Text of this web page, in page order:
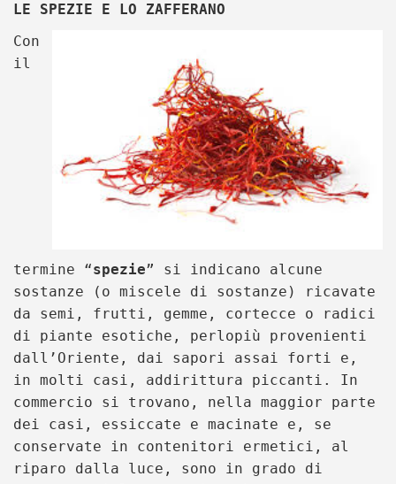
LE SPEZIE E LO ZAFFERANO
Con
il
termine “spezie” si indicano alcune
sostanze (o miscele di sostanze) ricavate
da semi, frutti, gemme, cortecce o radici
di piante esotiche, perlopiù provenienti
dall’Oriente, dai sapori assai forti e,
in molti casi, addirittura piccanti. In
commercio si trovano, nella maggior parte
dei casi, essiccate e macinate e, se
conservate in contenitori ermetici, al
riparo dalla luce, sono in grado di